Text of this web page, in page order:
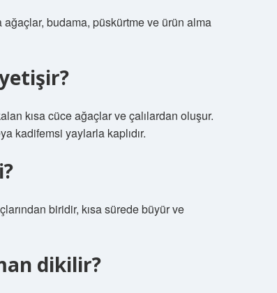
budama, püskürtme ve ürün alma
kısa cüce ağaçlar ve çalılardan oluşur.
kadifemsi yaylarla kaplıdır.
biridir, kısa sürede büyür ve
dikilir?